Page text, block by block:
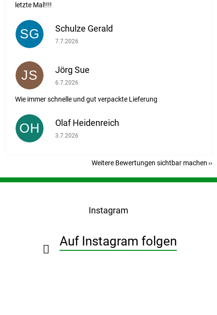
letzte Mal!!!!
SG Schulze Gerald
Die Shop-Bewertung beträgt 5 von 5 Sternen.
7.7.2026
JS Jörg Sue
Die Shop-Bewertung beträgt 5 von 5 Sternen.
6.7.2026
Wie immer schnelle und gut verpackte Lieferung
OH Olaf Heidenreich
Die Shop-Bewertung beträgt 5 von 5 Sternen.
3.7.2026
Weitere Bewertungen sichtbar machen
F
Instagram
Auf Instagram folgen